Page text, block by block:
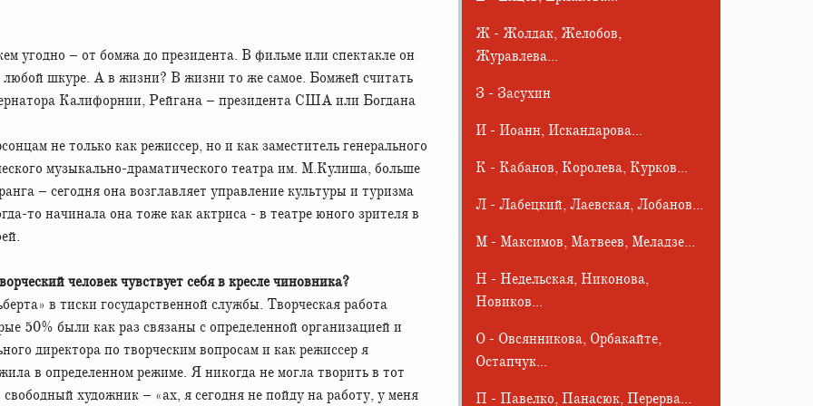
шкуре. А в жизни? В жизни то же самое. Бомжей считать
Калифорнии, Рейгана – президента США или Богдана
не только как режиссер, но и как заместитель генерального
музыкально-драматического театра им. М.Кулиша, больше
– сегодня она возглавляет управление культуры и туризма
то начинала она тоже как актриса - в театре юного зрителя в
человек чувствует себя в кресле чиновника?
в тиски государственной службы. Творческая работа
50% были как раз связаны с определенной организацией и
директора по творческим вопросам и как режиссер я
в определенном режиме. Я никогда не могла творить в тот
свободный художник – «ах, я сегодня не пойду на работу, у меня
Ж - Жолдак, Желобов,
Журавлева...
З - Засухин
И - Иоанн, Искандарова...
К - Кабанов, Королева, Курков...
Л - Лабецкий, Лаевская, Лобанов...
М - Максимов, Матвеев, Меладзе...
Н - Недельская, Никонова,
Новиков...
О - Овсянникова, Орбакайте,
Остапчук...
П - Павелко, Панасюк, Перерва...